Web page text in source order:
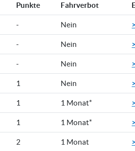
Punkte Fahrverbot
- Nein
- Nein
- Nein
1 Nein
1 1 Monat*
1 1 Monat*
2 1 Monat